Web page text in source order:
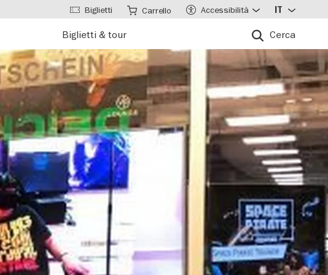
Biglietti & tour Cerca
Biglietti Carrello Accessibilità IT